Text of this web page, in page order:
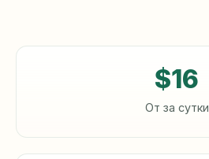
$16
От за сутки